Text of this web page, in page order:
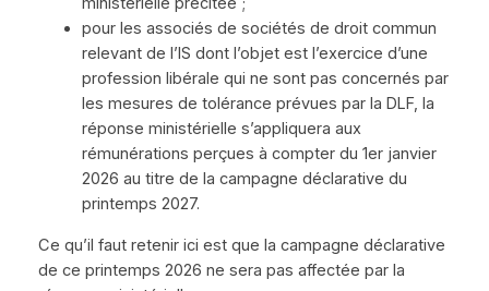
pour les associés de sociétés de droit commun
relevant de l’IS dont l’objet est l’exercice d’une
profession libérale qui ne sont pas concernés par
les mesures de tolérance prévues par la DLF, la
réponse ministérielle s’appliquera aux
rémunérations perçues à compter du 1er janvier
2026 au titre de la campagne déclarative du
printemps 2027.
Ce qu’il faut retenir ici est que la campagne déclarative
de ce printemps 2026 ne sera pas affectée par la